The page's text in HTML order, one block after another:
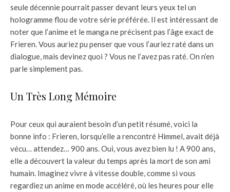
seule décennie pourrait passer devant leurs yeux tel un
hologramme flou de votre série préférée. Il est intéressant de
noter que l’anime et le manga ne précisent pas l’âge exact de
Frieren. Vous auriez pu penser que vous l’auriez raté dans un
dialogue, mais devinez quoi ? Vous ne l’avez pas raté. On n’en
parle simplement pas.
Un Très Long Mémoire
Pour ceux qui auraient besoin d’un petit résumé, voici la
bonne info : Frieren, lorsqu’elle a rencontré Himmel, avait déjà
vécu… attendez… 900 ans. Oui, vous avez bien lu ! A 900 ans,
elle a découvert la valeur du temps après la mort de son ami
humain. Imaginez vivre à vitesse double, comme si vous
regardiez un anime en mode accéléré, où les heures pour elle